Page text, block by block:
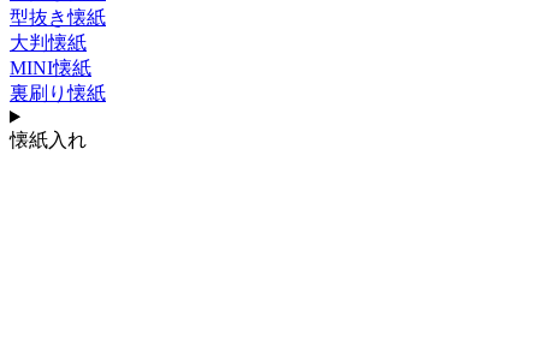
型抜き懐紙
大判懐紙
MINI懐紙
裏刷り懐紙
懐紙入れ